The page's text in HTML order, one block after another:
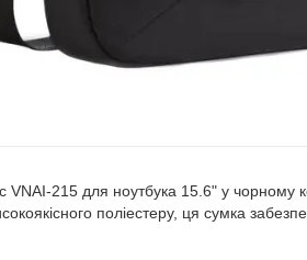
215 для ноутбука 15.6" у чорному
поліестеру, ця сумка